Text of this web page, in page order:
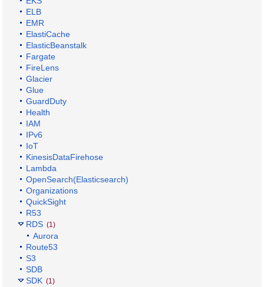
ELB
EMR
ElastiCache
ElasticBeanstalk
Fargate
FireLens
Glacier
Glue
GuardDuty
Health
IAM
IPv6
IoT
KinesisDataFirehose
Lambda
OpenSearch(Elasticsearch)
Organizations
QuickSight
R53
RDS (1)
Aurora
Route53
S3
SDB
SDK (1)